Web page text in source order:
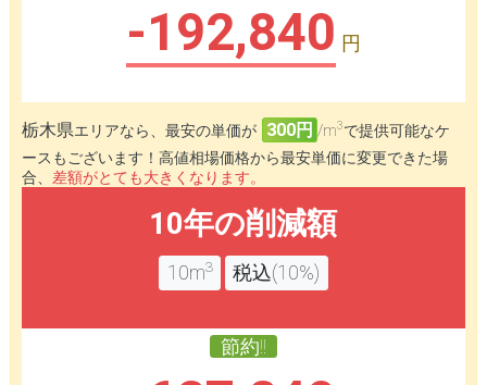
-192,840 円
栃木県エリアなら、最安の単価が 300円 /m3で提供可能なケ
ースもございます！高値相場価格から最安単価に変更できた場
合、 差額がとても大きくなります。
10年の削減額
10m3 税込(10%)
節約!!